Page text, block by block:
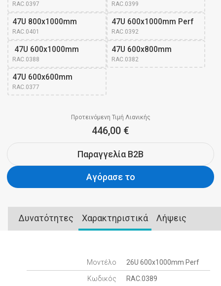
RAC.0397 RAC.0399
47U 800x1000mm
RAC.0401
47U 600x1000mm Perf
RAC.0392
47U 600x1000mm
RAC.0388
47U 600x800mm
RAC.0382
47U 600x600mm
RAC.0377
Προτεινόμενη Τιμή Λιανικής
446,00 €
Παραγγελία B2B
Αγόρασε το
Δυνατότητες Χαρακτηριστικά Λήψεις
Μοντέλο 26U 600x1000mm Perf
Κωδικός RAC.0389